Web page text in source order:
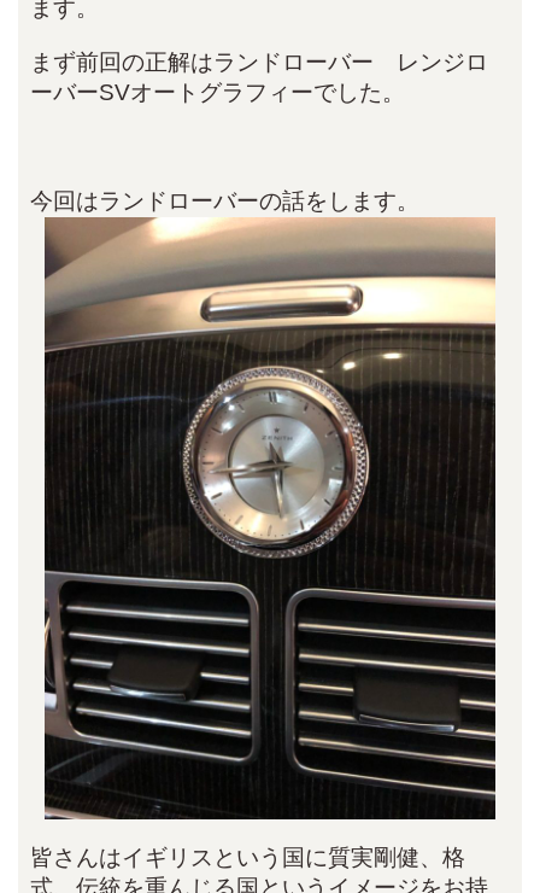
ます。
まず前回の正解はランドローバー レンジロ
ーバーSVオートグラフィーでした。
今回はランドローバーの話をします。
皆さんはイギリスという国に質実剛健、格
式、伝統を重んじる国というイメージをお持